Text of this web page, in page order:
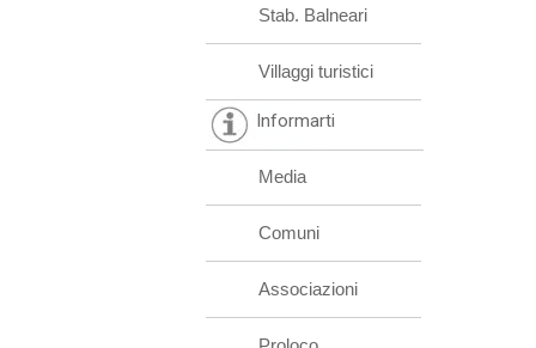
Stab. Balneari
Villaggi turistici
Informarti
Media
Comuni
Associazioni